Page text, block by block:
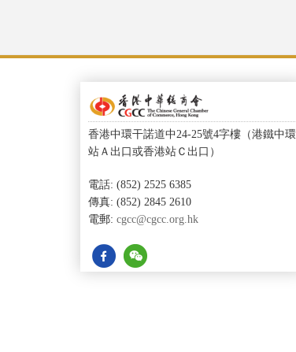
香港中環干諾道中24-25號4字樓（港鐵中環
站Ａ出口或香港站Ｃ出口）
電話: (852) 2525 6385
傳真: (852) 2845 2610
電郵: cgcc@cgcc.org.hk